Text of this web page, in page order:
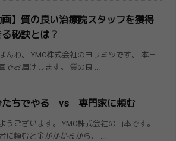
画】質の良い治療院スタッフを獲得
秘訣とは？
んわ。 YMC株式会社のヨリミツです。 本日
でお届けします。 質の良 ...
たちでやる vs 専門家に頼む
うございます。 YMC株式会社の山本です。
に頼むと金がかかるから、 ...